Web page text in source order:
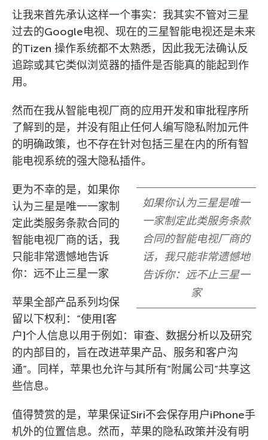
让我来首先承认这样一个事实：我其实不管对三星
过去的Google电视、现在的三星智能电视还是未来
的Tizen 操作系统都不太熟悉，因此我无法确认反
追踪或其它类似浏览器的插件是否能真的能起到作
用。
然而在我从智能电视厂商的应用开发和审批程序所
了解到的是，并没有阻止任何人编写隐私附加元件
的明确政策，也不存在针对包括三星在内的所有智
能电视系统的强大隐私插件。
如果你认为三星是唯一
一家制定此类服务条款
合同的智能电视厂商的
话，我只能非常遗憾地
告诉你：远不止三星一
家
更为不幸的是，如果你
认为三星是唯一一家制
定此类服务条款合同的
智能电视厂商的话，我
只能非常遗憾地告诉
你：远不止三星一家
苹果全部产品系列均保
留以下权利：”使用[客
户]个人信息以用于例如：审查、数据分析以及研究
的内部目的，旨在改进苹果产品、服务和客户沟
通”。同样，苹果也允许与其所有”附属公司”共享这
些信息。
值得赞赏的是，苹果保证Siri不会保存用户iPhone手
机外的位置信息。然而，苹果的隐私政策并没有明